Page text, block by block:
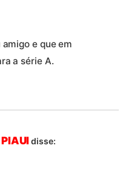
e que em
a série A.
disse: